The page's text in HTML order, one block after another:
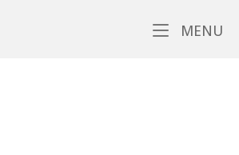
MENU